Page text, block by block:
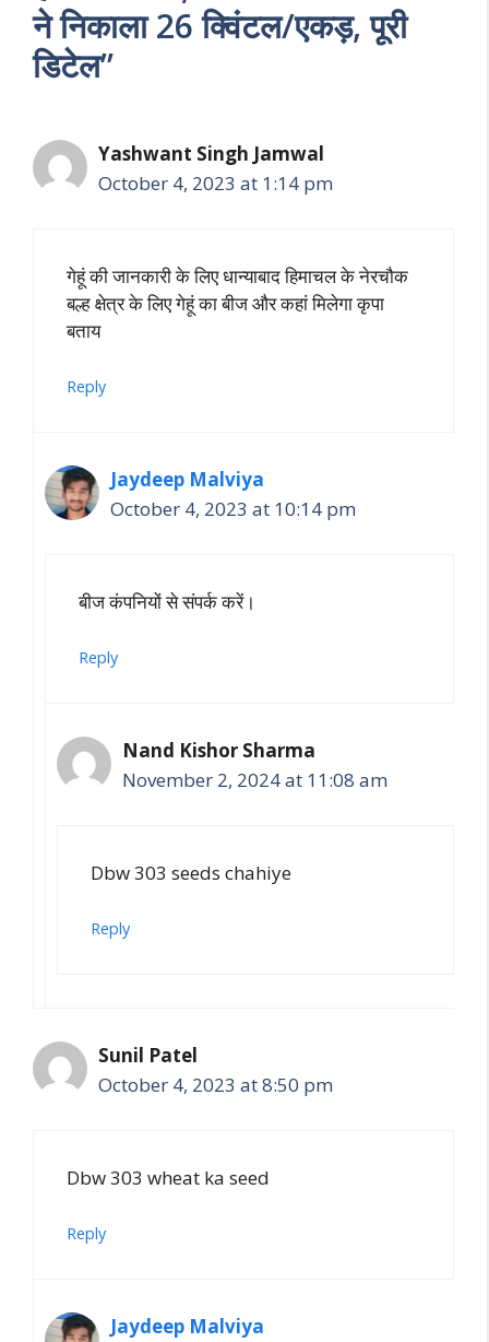
ने निकाला 26 क्विंटल/एकड़, पूरी
डिटेल”
Yashwant Singh Jamwal
October 4, 2023 at 1:14 pm
गेहूं की जानकारी के लिए धान्याबाद हिमाचल के नेरचौक
बल्ह क्षेत्र के लिए गेहूं का बीज और कहां मिलेगा कृपा
बताय
Reply
Jaydeep Malviya
October 4, 2023 at 10:14 pm
बीज कंपनियों से संपर्क करें।
Reply
Nand Kishor Sharma
November 2, 2024 at 11:08 am
Dbw 303 seeds chahiye
Reply
Sunil Patel
October 4, 2023 at 8:50 pm
Dbw 303 wheat ka seed
Reply
Jaydeep Malviya